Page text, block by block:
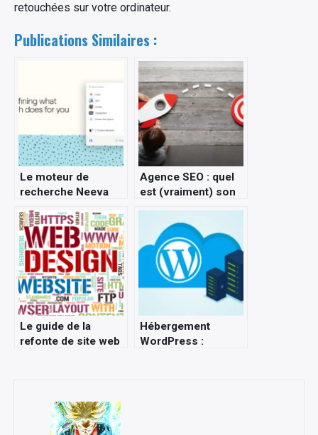
retouchées sur votre ordinateur.
Publications Similaires :
Le moteur de
recherche Neeva
sérieux concurrent
pour Google ?
Agence SEO : quel
est (vraiment) son
Le guide de la
refonte de site web
Hébergement
WordPress :